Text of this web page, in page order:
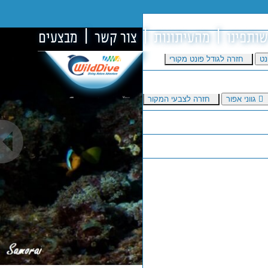
חזרה לגודל פונט מקורי
גווני אפור חזרה לצבעי המקור
שותפינו מהעיתונות צור קשר מבצעים